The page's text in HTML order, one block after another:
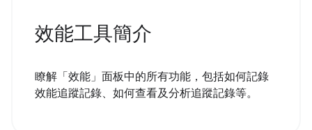
效能工具簡介
瞭解「效能」面板中的所有功能，包括如何記錄
效能追蹤記錄、如何查看及分析追蹤記錄等。